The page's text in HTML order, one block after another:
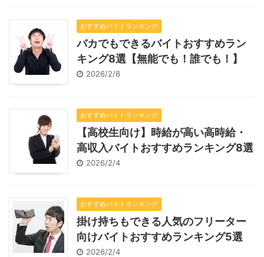
おすすめバイトランキング
バカでもできるバイトおすすめラン
キング8選【無能でも！誰でも！】
2026/2/8
おすすめバイトランキング
【高校生向け】時給が高い高時給・
高収入バイトおすすめランキング8選
2026/2/4
おすすめバイトランキング
掛け持ちもできる人気のフリーター
向けバイトおすすめランキング5選
2026/2/4